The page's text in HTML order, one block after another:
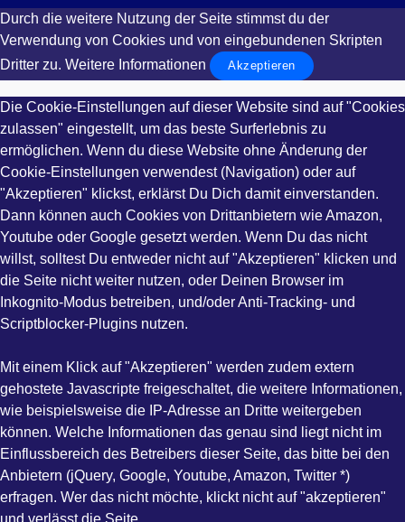
Durch die weitere Nutzung der Seite stimmst du der
Verwendung von Cookies und von eingebundenen Skripten
Dritter zu. Weitere Informationen Akzeptieren
Die Cookie-Einstellungen auf dieser Website sind auf "Cookies
zulassen" eingestellt, um das beste Surferlebnis zu
ermöglichen. Wenn du diese Website ohne Änderung der
Cookie-Einstellungen verwendest (Navigation) oder auf
"Akzeptieren" klickst, erklärst Du Dich damit einverstanden.
Dann können auch Cookies von Drittanbietern wie Amazon,
Youtube oder Google gesetzt werden. Wenn Du das nicht
willst, solltest Du entweder nicht auf "Akzeptieren" klicken und
die Seite nicht weiter nutzen, oder Deinen Browser im
Inkognito-Modus betreiben, und/oder Anti-Tracking- und
Scriptblocker-Plugins nutzen.
Mit einem Klick auf "Akzeptieren" werden zudem extern
gehostete Javascripte freigeschaltet, die weitere Informationen,
wie beispielsweise die IP-Adresse an Dritte weitergeben
können. Welche Informationen das genau sind liegt nicht im
Einflussbereich des Betreibers dieser Seite, das bitte bei den
Anbietern (jQuery, Google, Youtube, Amazon, Twitter *)
erfragen. Wer das nicht möchte, klickt nicht auf "akzeptieren"
und verlässt die Seite.